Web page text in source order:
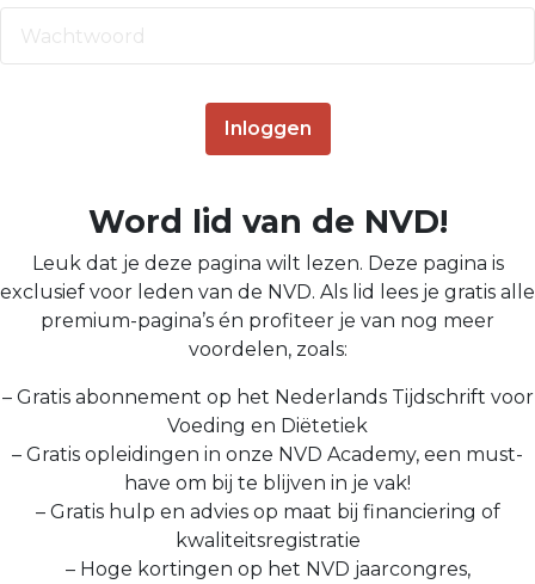
Inloggen
Word lid van de NVD!
Leuk dat je deze pagina wilt lezen. Deze pagina is
exclusief voor leden van de NVD. Als lid lees je gratis alle
premium-pagina’s én profiteer je van nog meer
voordelen, zoals:
– Gratis abonnement op het Nederlands Tijdschrift voor
Voeding en Diëtetiek
– Gratis opleidingen in onze NVD Academy, een must-
have om bij te blijven in je vak!
– Gratis hulp en advies op maat bij financiering of
kwaliteitsregistratie
– Hoge kortingen op het NVD jaarcongres,